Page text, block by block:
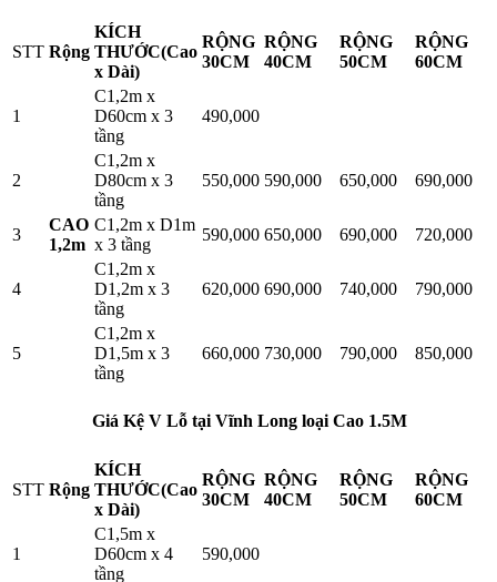
STT Rộng
KÍCH
THƯỚC(Cao
x Dài)
RỘNG
30CM
RỘNG
40CM
RỘNG
50CM
RỘNG
60CM
1
CAO
1,2m
C1,2m x
D60cm x 3
tầng
490,000
2
C1,2m x
D80cm x 3
tầng
550,000 590,000 650,000 690,000
3
C1,2m x D1m
x 3 tầng
590,000 650,000 690,000 720,000
4
C1,2m x
D1,2m x 3
tầng
620,000 690,000 740,000 790,000
5
C1,2m x
D1,5m x 3
tầng
660,000 730,000 790,000 850,000
Giá Kệ V Lỗ tại Vĩnh Long loại Cao 1.5M
STT Rộng
KÍCH
THƯỚC(Cao
x Dài)
RỘNG
30CM
RỘNG
40CM
RỘNG
50CM
RỘNG
60CM
1
C1,5m x
D60cm x 4
tầng
590,000